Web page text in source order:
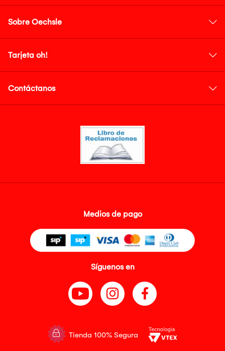
Sobre Oechsle
Tarjeta oh!
Contáctanos
Medios de pago
Síguenos en
Tienda 100% Segura